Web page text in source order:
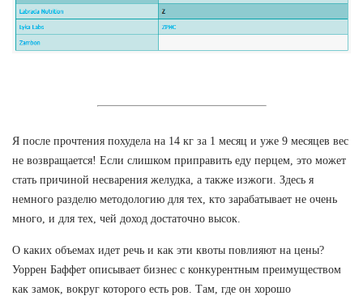
Я после прочтения похудела на 14 кг за 1 месяц и уже 9 месяцев вес
не возвращается! Если слишком приправить еду перцем, это может
стать причиной несварения желудка, а также изжоги. Здесь я
немного разделю методологию для тех, кто зарабатывает не очень
много, и для тех, чей доход достаточно высок.
О каких объемах идет речь и как эти квоты повлияют на цены?
Уоррен Баффет описывает бизнес с конкурентным преимуществом
как замок, вокруг которого есть ров. Там, где он хорошо